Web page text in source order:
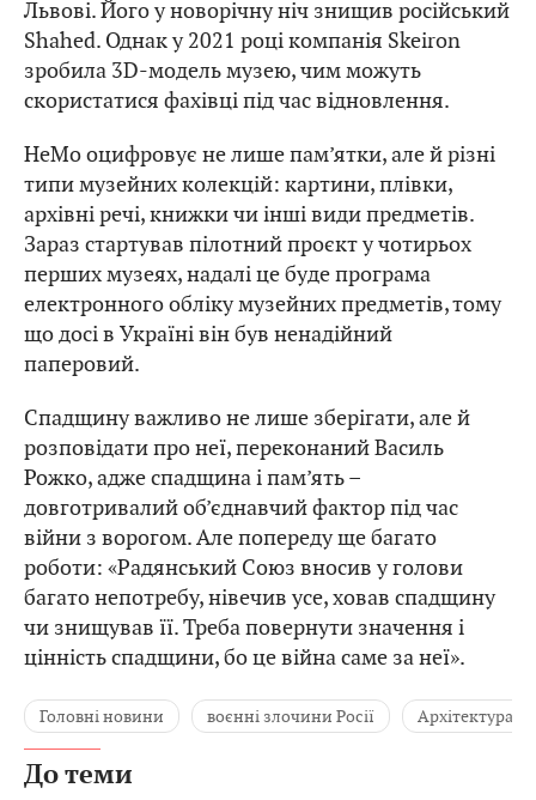
Львові. Його у новорічну ніч знищив російський
Shahed. Однак у 2021 році компанія Skeiron
зробила 3D-модель музею, чим можуть
скористатися фахівці під час відновлення.
HeMo оцифровує не лише пам’ятки, але й різні
типи музейних колекцій: картини, плівки,
архівні речі, книжки чи інші види предметів.
Зараз стартував пілотний проєкт у чотирьох
перших музеях, надалі це буде програма
електронного обліку музейних предметів, тому
що досі в Україні він був ненадійний
паперовий.
Спадщину важливо не лише зберігати, але й
розповідати про неї, переконаний Василь
Рожко, адже спадщина і пам’ять –
довготривалий об’єднавчий фактор під час
війни з ворогом. Але попереду ще багато
роботи: «Радянський Союз вносив у голови
багато непотребу, нівечив усе, ховав спадщину
чи знищував її. Треба повернути значення і
цінність спадщини, бо це війна саме за неї».
Головні новини воєнні злочини Росії Архітектура
До теми